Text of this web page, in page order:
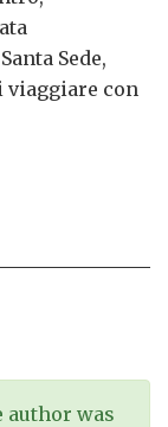
Sede,
viaggiare con
author was